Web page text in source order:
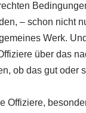
– schon nicht
Werk.
über das
ob das gut oder
Offiziere,